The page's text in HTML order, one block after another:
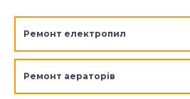
Ремонт електропил
Ремонт аераторів